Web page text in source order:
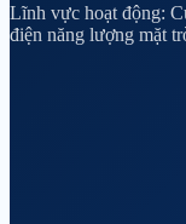
Lĩnh vực hoạt động:
điện năng lượng mặt